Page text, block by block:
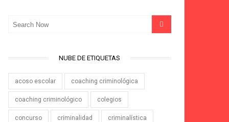
NUBE DE ETIQUETAS
acoso escolar coaching criminológica
coaching criminológico colegios
concurso criminalidad criminalística